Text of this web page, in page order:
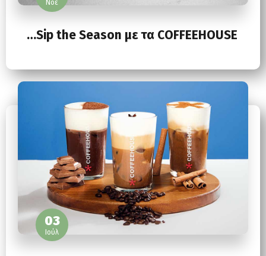
Νοέ
…Sip the Season με τα COFFEEHOUSE
03
Ιούλ